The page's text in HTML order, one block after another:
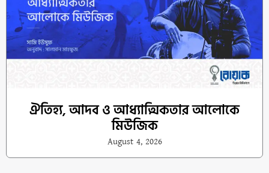
ঐতিহ্য, আদব ও আধ্যাত্মিকতার আলোকে
মিউজিক
August 4, 2026